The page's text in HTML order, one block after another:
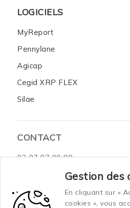
Gestion des
En cliquant sur «
cookies », vous
LOGICIELS
MyReport
Pennylane
Agicap
Cegid XRP FLEX
Silae
CONTACT
02 97 87 09 88
3 Rue du Sous-Marin Venus
56100 Lorient